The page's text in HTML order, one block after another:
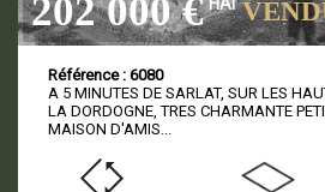
202 000 €
Référence : 6080
A 5 MINUTES DE SARLAT, SUR LES
LA DORDOGNE, TRES CHARMANTE
MAISON D'AMIS...